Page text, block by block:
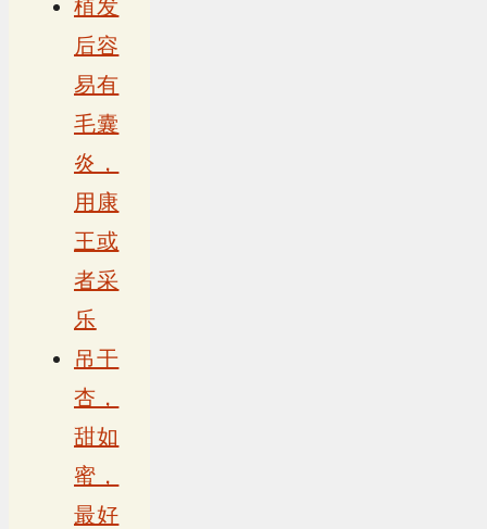
植发
后容
易有
毛囊
炎，
用康
王或
者采
乐
吊干
杏，
甜如
蜜，
最好